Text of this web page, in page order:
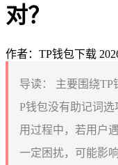
对？
作者：TP钱包下载
导读：
主要围绕TP
P钱包没有助记词
用过程中，若用户
一定困扰，可能影